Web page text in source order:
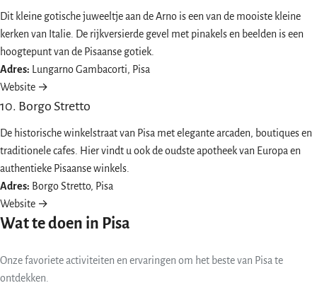
Dit kleine gotische juweeltje aan de Arno is een van de mooiste kleine
kerken van Italie. De rijkversierde gevel met pinakels en beelden is een
hoogtepunt van de Pisaanse gotiek.
Adres: Lungarno Gambacorti, Pisa
Website →
10. Borgo Stretto
De historische winkelstraat van Pisa met elegante arcaden, boutiques en
traditionele cafes. Hier vindt u ook de oudste apotheek van Europa en
authentieke Pisaanse winkels.
Adres: Borgo Stretto, Pisa
Website →
Wat te doen in Pisa
Onze favoriete activiteiten en ervaringen om het beste van Pisa te
ontdekken.